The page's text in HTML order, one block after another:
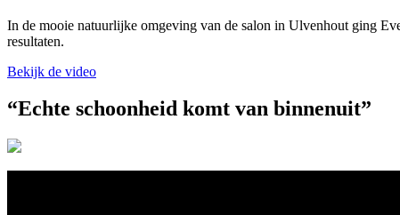
In de mooie natuurlijke omgeving van de salon in Ulvenhout ging
resultaten.
Bekijk de video
“Echte schoonheid komt van binnenuit”